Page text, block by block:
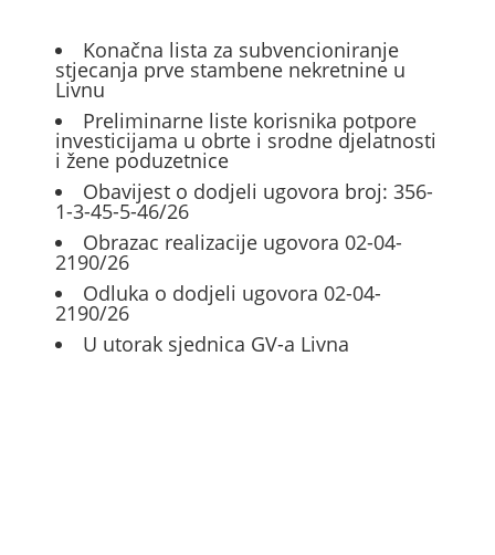
Konačna lista za subvencioniranje
stjecanja prve stambene nekretnine u
Livnu
Preliminarne liste korisnika potpore
investicijama u obrte i srodne djelatnosti
i žene poduzetnice
Obavijest o dodjeli ugovora broj: 356-
1-3-45-5-46/26
Obrazac realizacije ugovora 02-04-
2190/26
Odluka o dodjeli ugovora 02-04-
2190/26
U utorak sjednica GV-a Livna